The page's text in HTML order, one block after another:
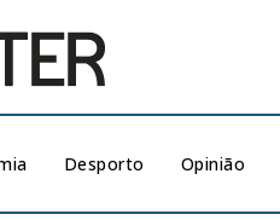
Desporto Opinião